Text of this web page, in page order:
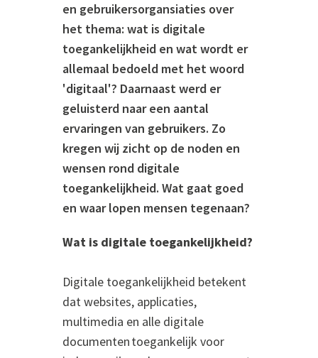
en gebruikersorgansiaties over
het thema: wat is digitale
toegankelijkheid en wat wordt er
allemaal bedoeld met het woord
'digitaal'? Daarnaast werd er
geluisterd naar een aantal
ervaringen van gebruikers. Zo
kregen wij zicht op de noden en
wensen rond digitale
toegankelijkheid. Wat gaat goed
en waar lopen mensen tegenaan?
Wat is digitale toegankelijkheid?
Digitale toegankelijkheid betekent
dat websites, applicaties,
multimedia en alle digitale
documenten toegankelijk voor